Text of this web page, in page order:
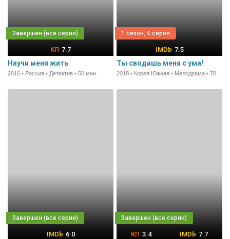
7.7
Научи меня жить
2016 • Россия • Детектив • 50 мин.
1 сезон, 4 серия
7.5
Ты сводишь меня с ума!
2018 • Корея Южная • Мелодрама • 70 мин.
6.0 3.4 7.7